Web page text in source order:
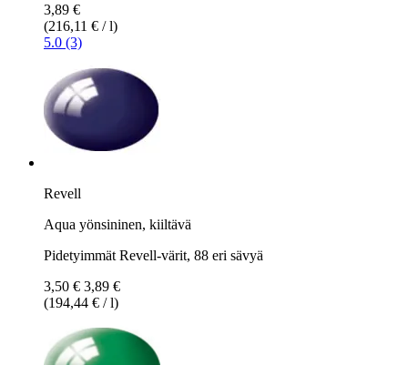
3,89 €
(216,11 € / l)
5.0 (3)
Revell
Aqua yönsininen, kiiltävä
Pidetyimmät Revell-värit, 88 eri sävyä
3,50 € 3,89 €
(194,44 € / l)